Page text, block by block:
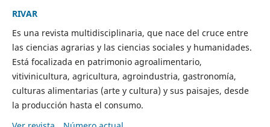
RIVAR
Es una revista multidisciplinaria, que nace del cruce entre
las ciencias agrarias y las ciencias sociales y humanidades.
Está focalizada en patrimonio agroalimentario,
vitivinicultura, agricultura, agroindustria, gastronomía,
culturas alimentarias (arte y cultura) y sus paisajes, desde
la producción hasta el consumo.